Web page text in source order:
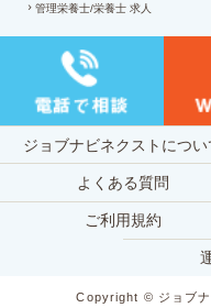
管理栄養士/栄養士 求人
ジョブナビネクストについ
よくある質問
ご利用規約
Copyright © ジョブ